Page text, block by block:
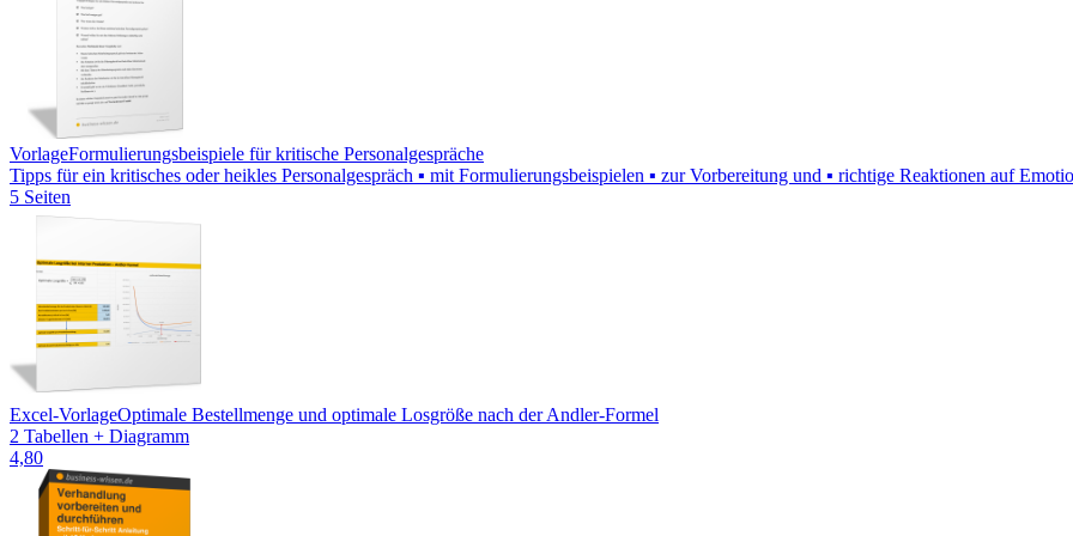
VorlageFormulierungsbeispiele für kritische Personalgespräche
Tipps für ein kritisches oder heikles Personalgespräch ▪ mit Formulierungsbeispielen ▪ zur Vorbereitung und ▪ richtige Reaktionen auf
5 Seiten
Excel-VorlageOptimale Bestellmenge und optimale Losgröße nach der Andler-Formel
2 Tabellen + Diagramm
4,80